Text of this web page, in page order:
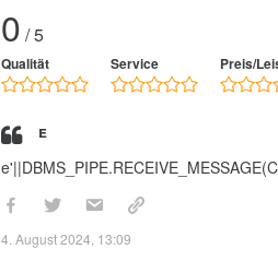
0 / 5
Qualität Service Preis/
e
4. August 2024, 13:09